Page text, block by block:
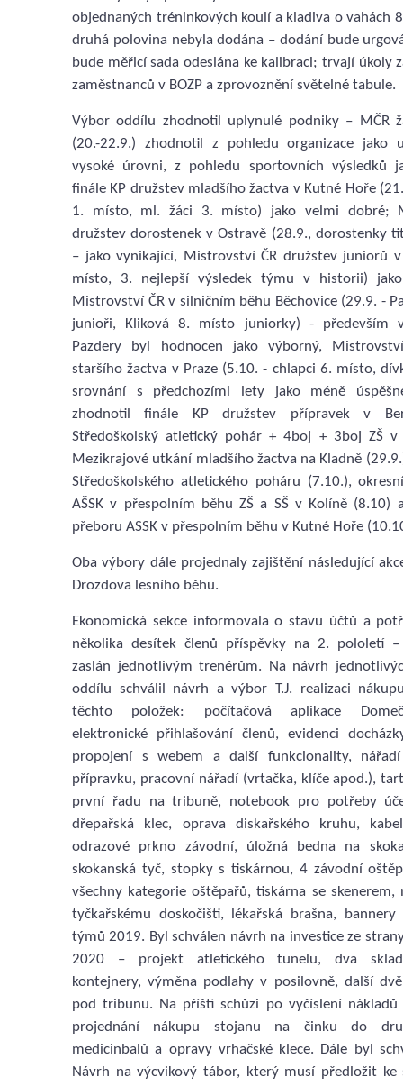
objednaných tréninkových koulí a kladiva o vahách
druhá polovina nebyla dodána – dodání bude
bude měřicí sada odeslána ke kalibraci; trvají úkoly
zaměstnanců v BOZP a zprovoznění světelné tabule.
Výbor oddílu zhodnotil uplynulé podniky – MČR
(20.-22.9.) zhodnotil z pohledu organizace jako
vysoké úrovni, z pohledu sportovních výsledků
finále KP družstev mladšího žactva v Kutné Hoře
1. místo, ml. žáci 3. místo) jako velmi dobré;
družstev dorostenek v Ostravě (28.9., dorostenky
– jako vynikající, Mistrovství ČR družstev juniorů
místo, 3. nejlepší výsledek týmu v historii)
Mistrovství ČR v silničním běhu Běchovice (29.9. -
junioři, Kliková 8. místo juniorky) - především
Pazdery byl hodnocen jako výborný,
staršího žactva v Praze (5.10. - chlapci 6. místo,
srovnání s předchozími lety jako méně
zhodnotil finále KP družstev přípravek v
Středoškolský atletický pohár + 4boj + 3boj ZŠ v
Mezikrajové utkání mladšího žactva na Kladně
Středoškolského atletického poháru (7.10.),
AŠSK v přespolním běhu ZŠ a SŠ v Kolíně (8.10)
přeboru ASSK v přespolním běhu v Kutné Hoře
Oba výbory dále projednaly zajištění následující
Drozdova lesního běhu.
Ekonomická sekce informovala o stavu účtů a
několika desítek členů příspěvky na 2. pololetí –
zaslán jednotlivým trenérům. Na návrh
oddílu schválil návrh a výbor T.J. realizaci
těchto položek: počítačová aplikace
elektronické přihlašování členů, evidenci
propojení s webem a další funkcionality,
přípravku, pracovní nářadí (vrtačka, klíče apod.),
první řadu na tribuně, notebook pro potřeby
dřepařská klec, oprava diskařského kruhu,
odrazové prkno závodní, úložná bedna na
skokanská tyč, stopky s tiskárnou, 4 závodní
všechny kategorie oštěpařů, tiskárna se skenerem,
tyčkařskému doskočišti, lékařská brašna,
týmů 2019. Byl schválen návrh na investice ze
2020 – projekt atletického tunelu, dva
kontejnery, výměna podlahy v posilovně, další
pod tribunu. Na příští schůzi po vyčíslení nákladů
projednání nákupu stojanu na činku do
medicinbalů a opravy vrhačské klece. Dále byl
Návrh na výcvikový tábor, který musí předložit ke